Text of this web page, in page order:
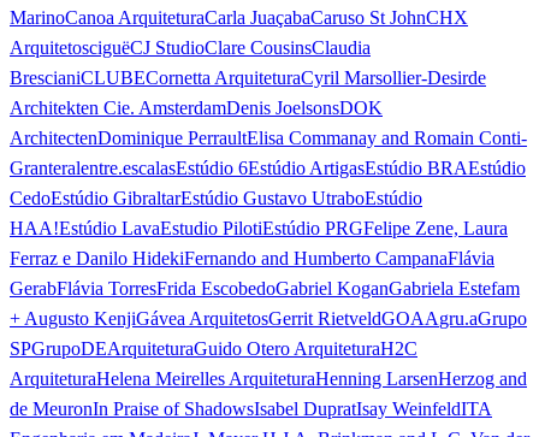
MarinoCanoa ArquiteturaCarla JuaçabaCaruso St JohnCHX
ArquitetosciguëCJ StudioClare CousinsClaudia
BrescianiCLUBECornetta ArquiteturaCyril Marsollier-Desirde
Architekten Cie. AmsterdamDenis JoelsonsDOK
ArchitectenDominique PerraultElisa Commanay and Romain Conti-
Granteralentre.escalasEstúdio 6Estúdio ArtigasEstúdio BRAEstúdio
CedoEstúdio GibraltarEstúdio Gustavo UtraboEstúdio
HAA!Estúdio LavaEstudio PilotiEstúdio PRGFelipe Zene, Laura
Ferraz e Danilo HidekiFernando and Humberto CampanaFlávia
GerabFlávia TorresFrida EscobedoGabriel KoganGabriela Estefam
+ Augusto KenjiGávea ArquitetosGerrit RietveldGOAAgru.aGrupo
SPGrupoDEArquiteturaGuido Otero ArquiteturaH2C
ArquiteturaHelena Meirelles ArquiteturaHenning LarsenHerzog and
de MeuronIn Praise of ShadowsIsabel DupratIsay WeinfeldITA